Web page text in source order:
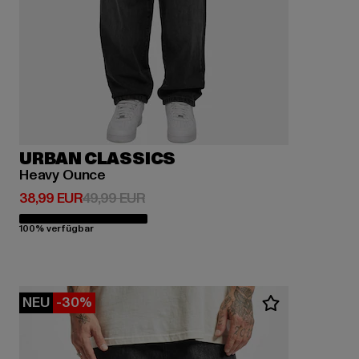
URBAN CLASSICS
Heavy Ounce
38,99 EUR
Derzeitiger Preis: 38,99 EUR
49,99 EURAktionspreis: 49,99 EUR
100% verfügbar
NEU -30%